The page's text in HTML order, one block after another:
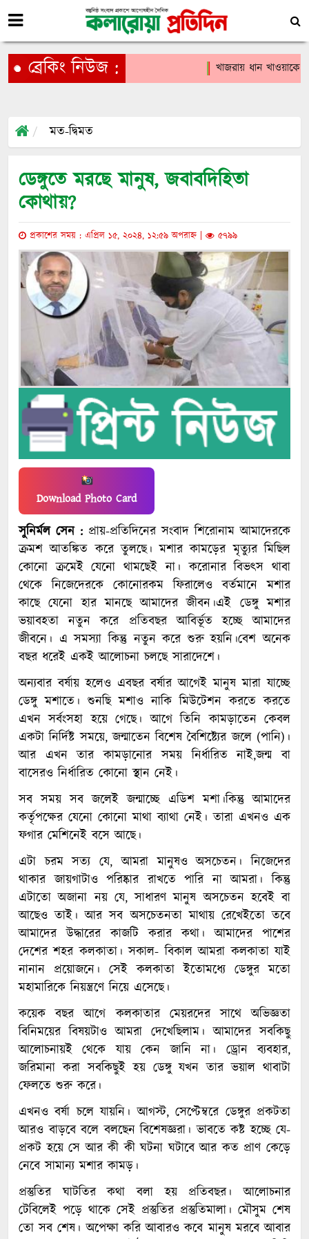
ব্রেকিং নিউজ : খাজরায় ধান খাওয়াকে
মত-দ্বিমত
ডেঙ্গুতে মরছে মানুষ, জবাবদিহিতা
কোথায়?
প্রকাশের সময় : এপ্রিল ১৫, ২০২৪, ১২:৫৯ অপরাহ্ন | ৫৭৯৯
Download Photo Card
সুনির্মল সেন : প্রায়-প্রতিদিনের সংবাদ শিরোনাম আমাদেরকে
ক্রমশ আতঙ্কিত করে তুলছে। মশার কামড়ের মৃত্যুর মিছিল
কোনো ক্রমেই যেনো থামছেই না। করোনার বিভৎস থাবা
থেকে নিজেদেরকে কোনোরকম ফিরালেও বর্তমানে মশার
কাছে যেনো হার মানছে আমাদের জীবন।এই ডেঙ্গু মশার
ভয়াবহতা নতুন করে প্রতিবছর আবির্ভূত হচ্ছে আমাদের
জীবনে। এ সমস্যা কিন্তু নতুন করে শুরু হয়নি।বেশ অনেক
বছর ধরেই একই আলোচনা চলছে সারাদেশে।
অন্যবার বর্ষায় হলেও এবছর বর্ষার আগেই মানুষ মারা যাচ্ছে
ডেঙ্গু মশাতে। শুনছি মশাও নাকি মিউটেশন করতে করতে
এখন সর্বংসহা হয়ে গেছে। আগে তিনি কামড়াতেন কেবল
একটা নির্দিষ্ট সময়ে, জন্মাতেন বিশেষ বৈশিষ্ট্যের জলে (পানি)।
আর এখন তার কামড়ানোর সময় নির্ধারিত নাই,জন্ম বা
বাসেরও নির্ধারিত কোনো স্থান নেই।
সব সময় সব জলেই জন্মাচ্ছে এডিশ মশা।কিন্তু আমাদের
কর্তৃপক্ষের যেনো কোনো মাথা ব্যাথা নেই। তারা এখনও এক
ফগার মেশিনেই বসে আছে।
এটা চরম সত্য যে, আমরা মানুষও অসচেতন। নিজেদের
থাকার জায়গাটাও পরিষ্কার রাখতে পারি না আমরা। কিন্তু
এটাতো অজানা নয় যে, সাধারণ মানুষ অসচেতন হবেই বা
আছেও তাই। আর সব অসচেতনতা মাথায় রেখেইতো তবে
আমাদের উদ্ধারের কাজটি করার কথা। আমাদের পাশের
দেশের শহর কলকাতা। সকাল- বিকাল আমরা কলকাতা যাই
নানান প্রয়োজনে। সেই কলকাতা ইতোমধ্যে ডেঙ্গুর মতো
মহামারিকে নিয়ন্ত্রণে নিয়ে এসেছে।
কয়েক বছর আগে কলকাতার মেয়রদের সাথে অভিজ্ঞতা
বিনিময়ের বিষয়টাও আমরা দেখেছিলাম। আমাদের সবকিছু
আলোচনায়ই থেকে যায় কেন জানি না। ড্রোন ব্যবহার,
জরিমানা করা সবকিছুই হয় ডেঙ্গু যখন তার ভয়াল থাবাটা
ফেলতে শুরু করে।
এখনও বর্ষা চলে যায়নি। আগস্ট, সেপ্টেম্বরে ডেঙ্গুর প্রকটতা
আরও বাড়বে বলে বলছেন বিশেষজ্ঞরা। ভাবতে কষ্ট হচ্ছে যে-
প্রকট হয়ে সে আর কী কী ঘটনা ঘটাবে আর কত প্রাণ কেড়ে
নেবে সামান্য মশার কামড়।
প্রস্তুতির ঘাটতির কথা বলা হয় প্রতিবছর। আলোচনার
টেবিলেই পড়ে থাকে সেই প্রস্তুতির প্রস্তুতিমালা। মৌসুম শেষ
তো সব শেষ। অপেক্ষা করি আবারও কবে মানুষ মরবে আবার